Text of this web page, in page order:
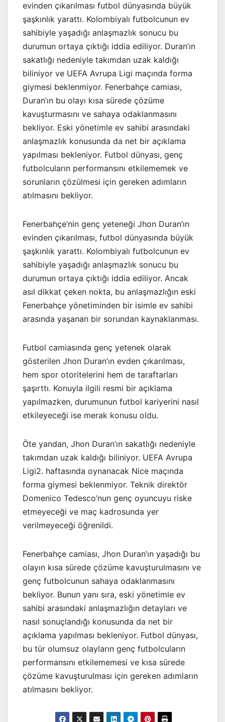
evinden çıkarılması futbol dünyasında büyük
şaşkınlık yarattı. Kolombiyalı futbolcunun ev
sahibiyle yaşadığı anlaşmazlık sonucu bu
durumun ortaya çıktığı iddia ediliyor. Duran’ın
sakatlığı nedeniyle takımdan uzak kaldığı
biliniyor ve UEFA Avrupa Ligi maçında forma
giymesi beklenmiyor. Fenerbahçe camiası,
Duran’ın bu olayı kısa sürede çözüme
kavuşturmasını ve sahaya odaklanmasını
bekliyor. Eski yönetimle ev sahibi arasındaki
anlaşmazlık konusunda da net bir açıklama
yapılması bekleniyor. Futbol dünyası, genç
futbolcuların performansını etkilememek ve
sorunların çözülmesi için gereken adımların
atılmasını bekliyor.
Fenerbahçe’nin genç yeteneği Jhon Duran’ın
evinden çıkarılması, futbol dünyasında büyük
şaşkınlık yarattı. Kolombiyalı futbolcunun ev
sahibiyle yaşadığı anlaşmazlık sonucu bu
durumun ortaya çıktığı iddia ediliyor. Ancak
asıl dikkat çeken nokta, bu anlaşmazlığın eski
Fenerbahçe yönetiminden bir isimle ev sahibi
arasında yaşanan bir sorundan kaynaklanması.
Futbol camiasında genç yetenek olarak
gösterilen Jhon Duran’ın evden çıkarılması,
hem spor otoritelerini hem de taraftarları
şaşırttı. Konuyla ilgili resmi bir açıklama
yapılmazken, durumunun futbol kariyerini nasıl
etkileyeceği ise merak konusu oldu.
Öte yandan, Jhon Duran’ın sakatlığı nedeniyle
takımdan uzak kaldığı biliniyor. UEFA Avrupa
Ligi2. haftasında oynanacak Nice maçında
forma giymesi beklenmiyor. Teknik direktör
Domenico Tedesco’nun genç oyuncuyu riske
etmeyeceği ve maç kadrosunda yer
verilmeyeceği öğrenildi.
Fenerbahçe camiası, Jhon Duran’ın yaşadığı bu
olayın kısa sürede çözüme kavuşturulmasını ve
genç futbolcunun sahaya odaklanmasını
bekliyor. Bunun yanı sıra, eski yönetimle ev
sahibi arasındaki anlaşmazlığın detayları ve
nasıl sonuçlandığı konusunda da net bir
açıklama yapılması bekleniyor. Futbol dünyası,
bu tür olumsuz olayların genç futbolcuların
performansını etkilememesi ve kısa sürede
çözüme kavuşturulması için gereken adımların
atılmasını bekliyor.